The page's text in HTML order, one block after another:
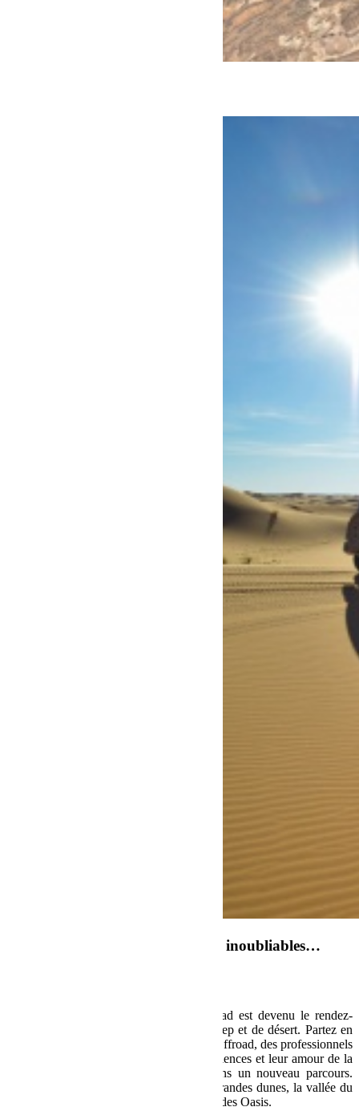
Un parcours inédit, des moments inoubliables…
Le Sahara Tour Maroc by BumperOffroad est devenu le rendez-
vous incontournable des passionnés de Jeep et de désert. Partez en
toute confiance avec l’équipe de BumperOffroad, des professionnels
de la Jeep qui aiment partager leurs expériences et leur amour de la
Jeep. Chaque année nous vous proposons un nouveau parcours.
Cette année découvrez Merzouga et ses grandes dunes, la vallée du
Drâa, le lac Iriki, l’Erg Chegaga et boucle des Oasis.